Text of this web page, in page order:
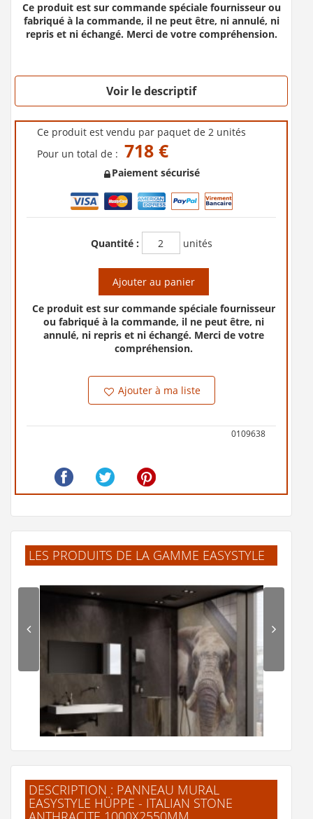
Ce produit est sur commande spéciale fournisseur ou
fabriqué à la commande, il ne peut être, ni annulé, ni
repris et ni échangé. Merci de votre compréhension.
Voir le descriptif
Ce produit est vendu par paquet de 2 unités
Pour un total de : 718 €
Paiement sécurisé
Quantité : unités
Ajouter au panier
Ce produit est sur commande spéciale fournisseur
ou fabriqué à la commande, il ne peut être, ni
annulé, ni repris et ni échangé. Merci de votre
compréhension.
Ajouter à ma liste
0109638
LES PRODUITS DE LA GAMME EASYSTYLE
DESCRIPTION : PANNEAU MURAL
EASYSTYLE HÜPPE - ITALIAN STONE